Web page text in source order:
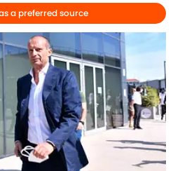
a preferred source